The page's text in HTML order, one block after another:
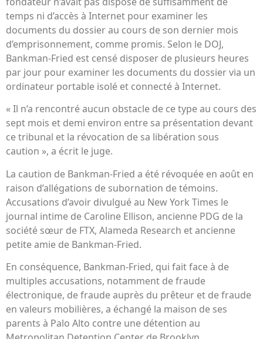
temps ni d’accès à Internet pour examiner les
documents du dossier au cours de son dernier mois
d’emprisonnement, comme promis. Selon le DOJ,
Bankman-Fried est censé disposer de plusieurs heures
par jour pour examiner les documents du dossier via un
ordinateur portable isolé et connecté à Internet.
« Il n’a rencontré aucun obstacle de ce type au cours des
sept mois et demi environ entre sa présentation devant
ce tribunal et la révocation de sa libération sous
caution », a écrit le juge.
La caution de Bankman-Fried a été révoquée en août en
raison d’allégations de subornation de témoins.
Accusations d’avoir divulgué au New York Times le
journal intime de Caroline Ellison, ancienne PDG de la
société sœur de FTX, Alameda Research et ancienne
petite amie de Bankman-Fried.
En conséquence, Bankman-Fried, qui fait face à de
multiples accusations, notamment de fraude
électronique, de fraude auprès du prêteur et de fraude
en valeurs mobilières, a échangé la maison de ses
parents à Palo Alto contre une détention au